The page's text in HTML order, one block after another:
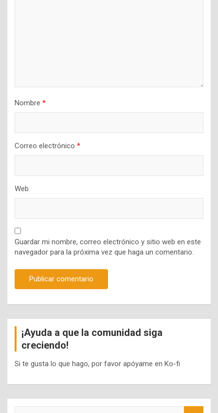
Nombre *
Correo electrónico *
Web
Guardar mi nombre, correo electrónico y sitio web en este
navegador para la próxima vez que haga un comentario.
¡Ayuda a que la comunidad siga
creciendo!
Si te gusta lo que hago, por favor apóyame en Ko-fi